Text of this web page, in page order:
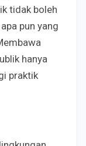
tidak boleh
pun yang
hanya
praktik